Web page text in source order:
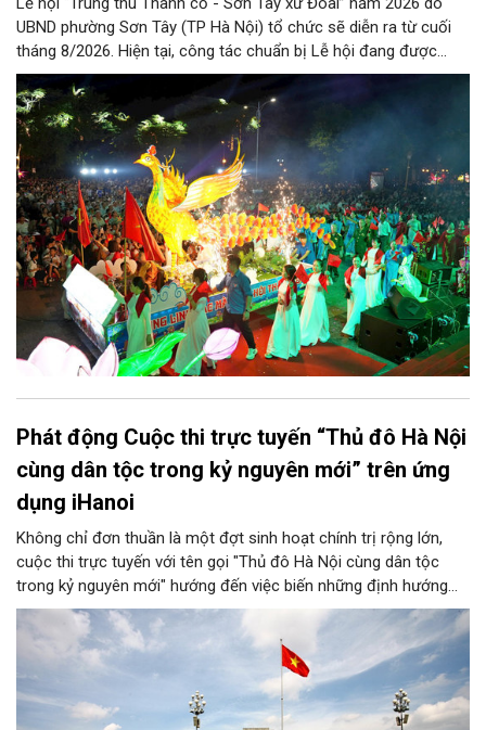
UBND phường Sơn Tây (TP Hà Nội) tổ chức sẽ diễn ra từ cuối
tháng 8/2026. Hiện tại, công tác chuẩn bị Lễ hội đang được
chính quyền phường Sơn Tây cùng các phòng, ban, ngành, đơn
vị và 25 tổ dân phố khẩn trương triển khai, tạo khí thế sôi nổi,
sẵn sàng mang đến cho Nhân dân và du khách một mùa Trung
thu quy mô, đặc sắc và giàu bản sắc văn hóa xứ Đoài.
Phát động Cuộc thi trực tuyến “Thủ đô Hà Nội
cùng dân tộc trong kỷ nguyên mới” trên ứng
dụng iHanoi
Không chỉ đơn thuần là một đợt sinh hoạt chính trị rộng lớn,
cuộc thi trực tuyến với tên gọi "Thủ đô Hà Nội cùng dân tộc
trong kỷ nguyên mới" hướng đến việc biến những định hướng
chiến lược trong Nghị quyết số 02-NQ/TW của Bộ Chính trị
thành niềm tin, thành nhận thức chung của mỗi người dân.